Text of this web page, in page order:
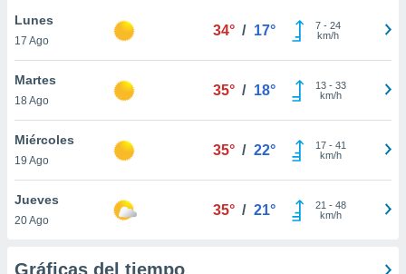
similares
como
sitio
de
traten tus
en
interés
su
Lunes
17 Ago
34° / 17° 7- 24
km/h
Martes
18 Ago
35° / 18° 13- 33
km/h
Miércoles
19 Ago
35° / 22° 17- 41
km/h
Jueves
20 Ago
35° / 21° 21 - 48
km/h
Gráficas del tiempo